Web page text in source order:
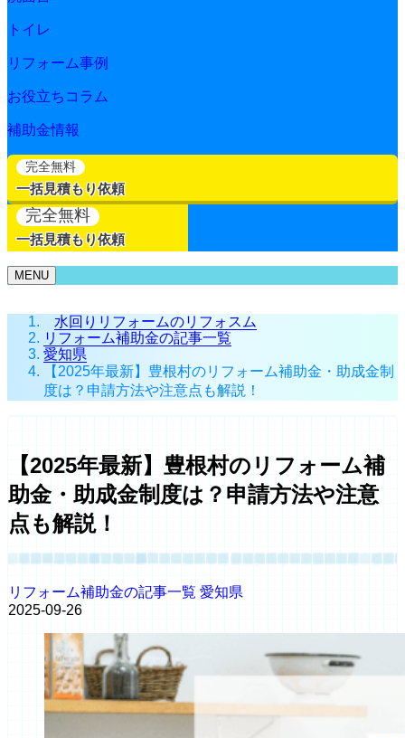
トイレ
リフォーム事例
お役立ちコラム
補助金情報
完全無料
一括見積もり依頼
完全無料
一括見積もり依頼
MENU
水回りリフォームのリフォスム
リフォーム補助金の記事一覧
愛知県
【2025年最新】豊根村のリフォーム補助金・助成金制
度は？申請方法や注意点も解説！
【2025年最新】豊根村のリフォーム補
助金・助成金制度は？申請方法や注意
点も解説！
リフォーム補助金の記事一覧 愛知県
2025-09-26